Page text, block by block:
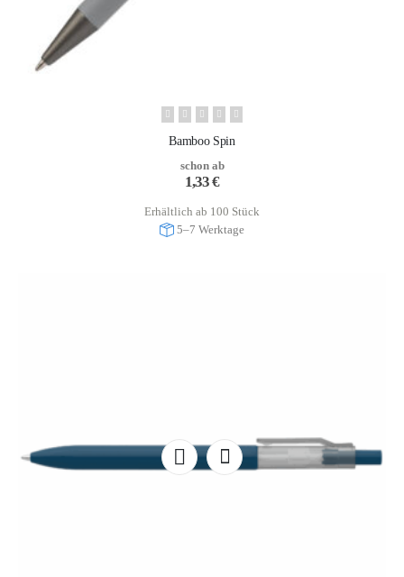
Bamboo Spin
schon ab
1,33€
Erhältlich ab 100 Stück
5–7 Werktage